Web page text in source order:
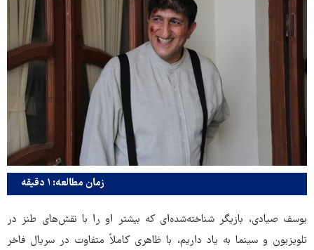
زمان مطالعه: ۱ دقیقه
یوسف صیادی، بازیگر شناخته‌شده‌ای که بیشتر او را با نقش‌های طنز در
تلویزیون و سینما به یاد داریم، با ظاهری کاملاً متفاوت در سریال فاخر